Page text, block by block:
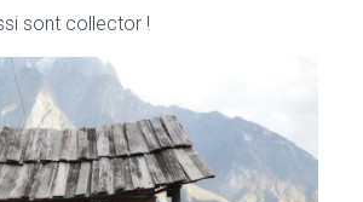
sont collector !